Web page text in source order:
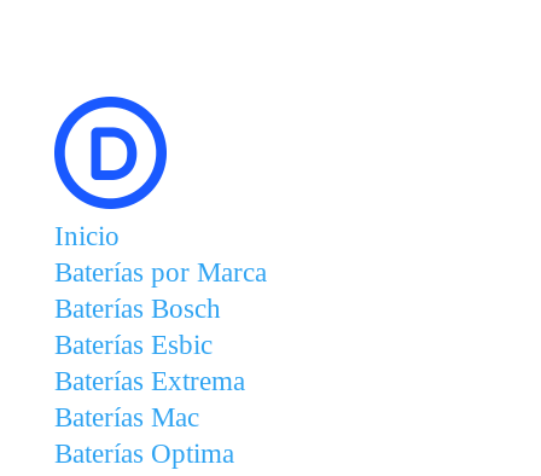
Inicio
Baterías por Marca
Baterías Bosch
Baterías Esbic
Baterías Extrema
Baterías Mac
Baterías Optima